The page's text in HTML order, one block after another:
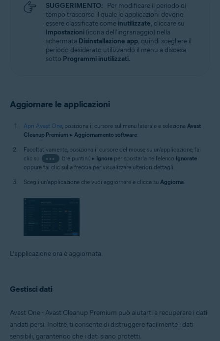
SUGGERIMENTO: Per modificare il periodo di
tempo trascorso il quale le applicazioni devono
essere classificate come inutilizzate, cliccare su
Impostazioni (icona dell'ingranaggio) nella
schermata Disinstallazione app, quindi scegliere il
periodo desiderato utilizzando il menu a discesa
sotto Programmi inutilizzati.
Aggiornare le applicazioni
Apri Avast One, posiziona il cursore sul menu laterale e seleziona Avast
Cleanup Premium ▸ Aggiornamento software.
Facoltativamente, posiziona il cursore del mouse su un'applicazione, fai
clic su
••• (tre puntini) ▸ Ignoraper spostarla nell'elenco Ignorate
oppure fai clic sulla freccia per visualizzare ulteriori dettagli.
Scegli un'applicazione che vuoi aggiornare e clicca su Aggiorna.
L’applicazione ora è aggiornata.
Gestisci dati
Avast One - Avast Cleanup Premium può aiutarti a recuperare i dati
andati persi. Inoltre, ti consente di distruggere facilmente i dati
sensibili, garantendo che i dati siano protetti.